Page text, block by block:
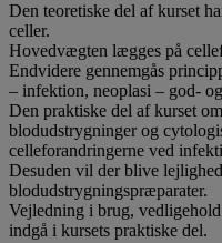
Den teoretiske del af kurset
celler.
Hovedvægten lægges på
Endvidere gennemgås
– infektion, neoplasi – god-
Den praktiske del af kurset
blodudstrygninger og
celleforandringerne ved
Desuden vil der blive
blodudstrygningspræparater.
Vejledning i brug,
indgå i kursets praktiske del.